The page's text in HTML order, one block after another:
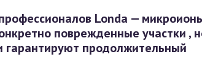
Londa —
поврежденные участки ,
гарантируют продолжительный